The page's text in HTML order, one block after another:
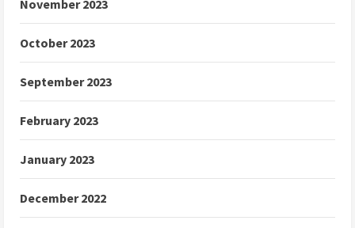
November 2023
October 2023
September 2023
February 2023
January 2023
December 2022